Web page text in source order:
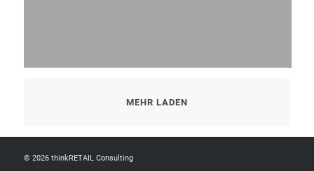
MEHR LADEN
© 2026 thinkRETAIL Consulting